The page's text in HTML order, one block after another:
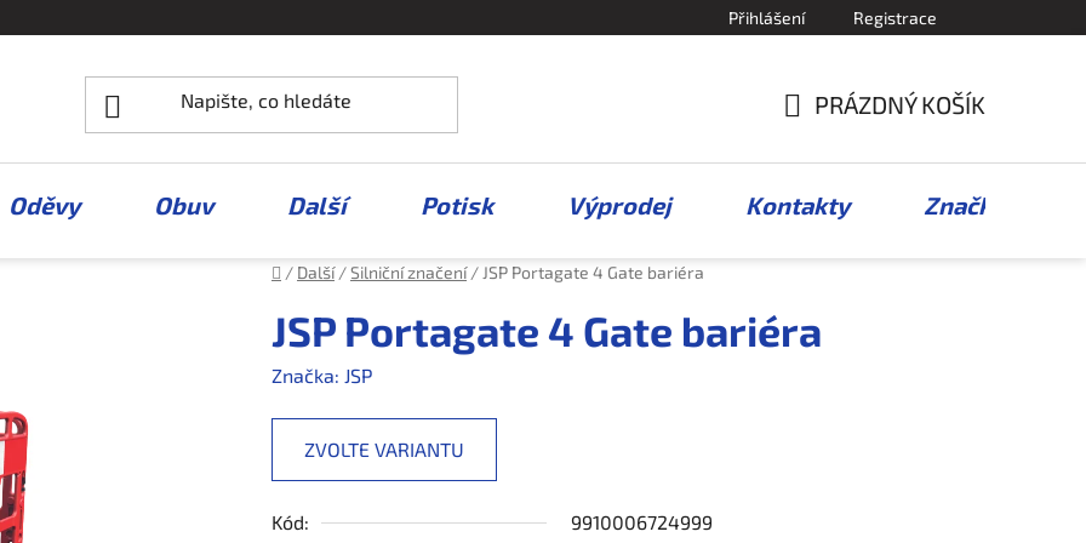
Přihlášení Registrace
KOŠÍK
PRÁZDNÝ KOŠÍK
Oděvy Obuv Další Potisk Výprodej Kontakty Značky
Domů
/ Další /Silniční značení / JSP Portagate 4 Gate bariéra
JSP Portagate 4 Gate bariéra
Značka: JSP
ZVOLTE VARIANTU
Kód: 9910006724999